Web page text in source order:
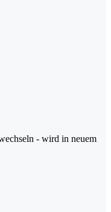
- wird in neuem